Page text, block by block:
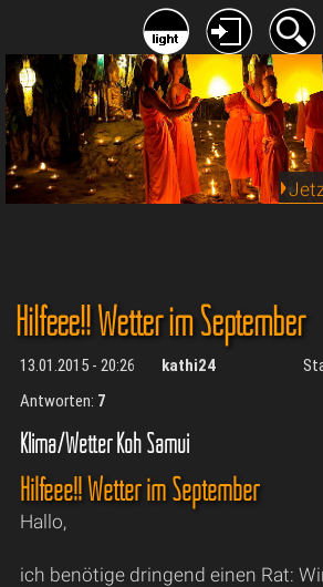
Hilfeee!! Wetter im September
13.01.2015 - 20:26 kathi24
Antworten: 7
Klima/Wetter Koh Samui
Hilfeee!! Wetter im September
Hallo,
ich benötige dringend einen Rat: